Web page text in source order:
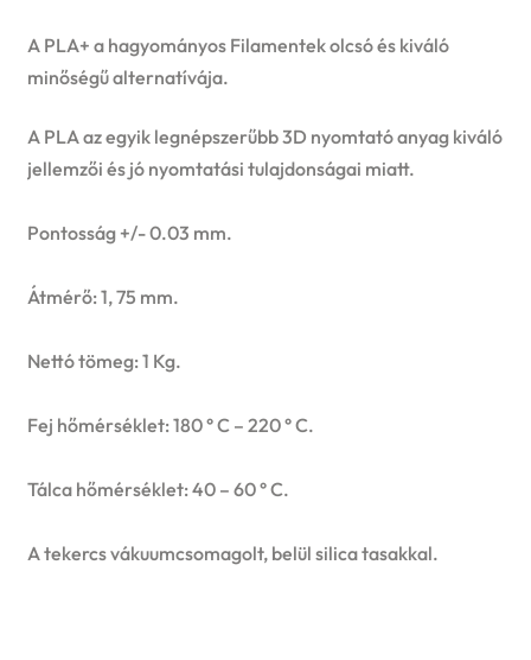
A PLA+ a hagyományos Filamentek olcsó és kiváló
minőségű alternatívája.
A PLA az egyik legnépszerűbb 3D nyomtató anyag kiváló
jellemzői és jó nyomtatási tulajdonságai miatt.
Pontosság +/- 0.03 mm.
Átmérő: 1, 75 mm.
Nettó tömeg: 1 Kg.
Fej hőmérséklet: 180 ° C – 220 ° C.
Tálca hőmérséklet: 40 – 60 ° C.
A tekercs vákuumcsomagolt, belül silica tasakkal.